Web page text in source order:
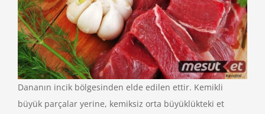
Dananın incik bölgesinden elde edilen ettir. Kemikli
büyük parçalar yerine, kemiksiz orta büyüklükteki et